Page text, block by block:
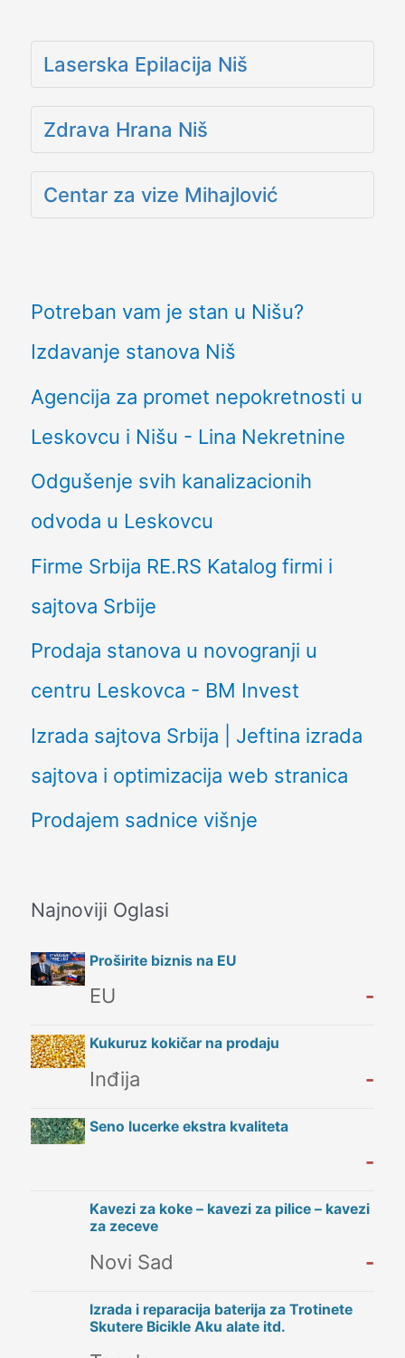
Laserska Epilacija Niš
Zdrava Hrana Niš
Centar za vize Mihajlović
Potreban vam je stan u Nišu?
Izdavanje stanova Niš
Agencija za promet nepokretnosti u
Leskovcu i Nišu - Lina Nekretnine
Odgušenje svih kanalizacionih
odvoda u Leskovcu
Firme Srbija RE.RS Katalog firmi i
sajtova Srbije
Prodaja stanova u novogranji u
centru Leskovca - BM Invest
Izrada sajtova Srbija | Jeftina izrada
sajtova i optimizacija web stranica
Prodajem sadnice višnje
Najnoviji Oglasi
Proširite biznis na EU
EU -
Kukuruz kokičar na prodaju
Inđija -
Seno lucerke ekstra kvaliteta
-
Kavezi za koke – kavezi za pilice – kavezi
za zeceve
Novi Sad -
Izrada i reparacija baterija za Trotinete
Skutere Bicikle Aku alate itd.